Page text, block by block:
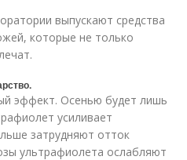
выпускают средства
которые не только
эффект. Осенью будет лишь
усиливает
затрудняют отток
ультрафиолета ослабляют